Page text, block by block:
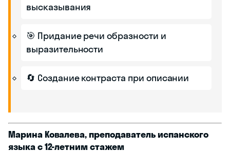
высказывания
🎯 Придание речи образности и
выразительности
🔄 Создание контраста при описании
Марина Ковалева, преподаватель испанского
языка с 12-летним стажем